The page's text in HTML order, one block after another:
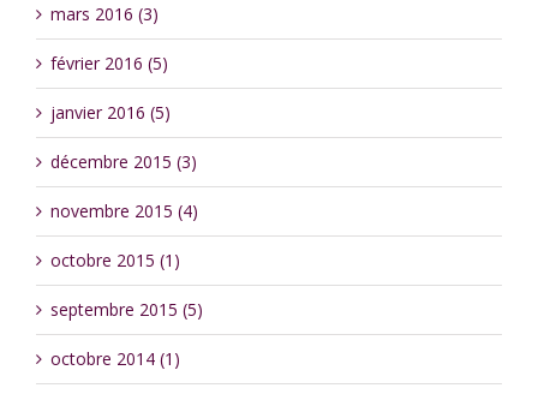
mars 2016 (3)
février 2016 (5)
janvier 2016 (5)
décembre 2015 (3)
novembre 2015 (4)
octobre 2015 (1)
septembre 2015 (5)
octobre 2014 (1)